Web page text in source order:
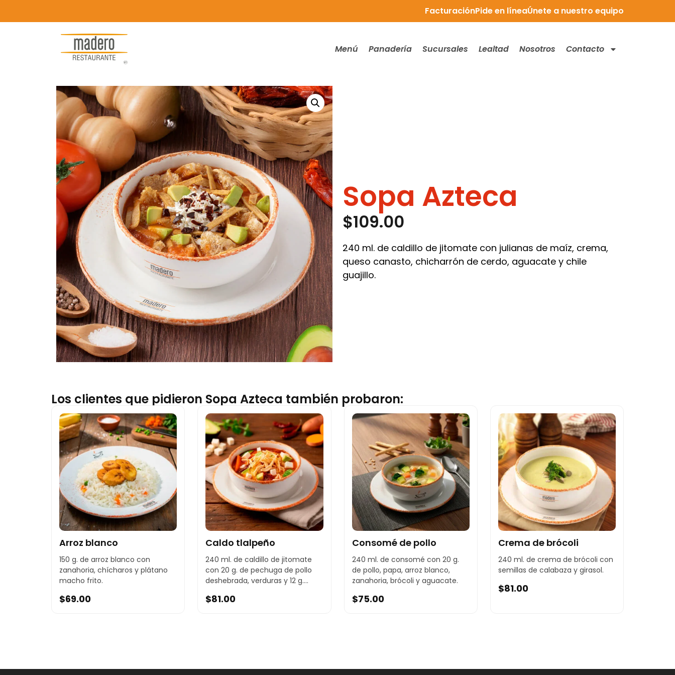
FacturaciónPide en líneaÚnete a nuestro equipo
Menú Panadería Sucursales Lealtad Nosotros Contacto
Sopa Azteca
$109.00
240 ml. de caldillo de jitomate con julianas de maíz, crema,
queso canasto, chicharrón de cerdo, aguacate y chile
guajillo.
Los clientes que pidieron Sopa Azteca también probaron:
Arroz blanco
150 g. de arroz blanco con
zanahoria, chícharos y plátano
macho frito.
$69.00
Caldo tlalpeño
240 ml. de caldillo de jitomate
con 20 g. de pechuga de pollo
deshebrada, verduras y 12 g....
$81.00
Consomé de pollo
240 ml. de consomé con 20 g.
de pollo, papa, arroz blanco,
zanahoria, brócoli y aguacate.
$75.00
Crema de brócoli
240 ml. de crema de brócoli con
semillas de calabaza y girasol.
$81.00